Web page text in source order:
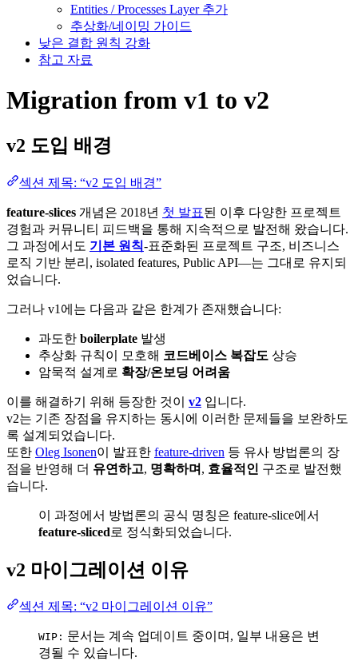
Entities / Processes Layer 추가
추상화/네이밍 가이드
낮은 결합 원칙 강화
참고 자료
Migration from v1 to v2
v2 도입 배경
섹션 제목: “v2 도입 배경”
feature-slices 개념은 2018년 첫 발표된 이후 다양한 프로젝트
경험과 커뮤니티 피드백을 통해 지속적으로 발전해 왔습니다.
그 과정에서도 기본 원칙-표준화된 프로젝트 구조, 비즈니스
로직 기반 분리, isolated features, Public API—는 그대로 유지되
었습니다.
그러나 v1에는 다음과 같은 한계가 존재했습니다:
과도한 boilerplate 발생
추상화 규칙이 모호해 코드베이스 복잡도 상승
암묵적 설계로 확장/온보딩 어려움
이를 해결하기 위해 등장한 것이 v2 입니다.
v2는 기존 장점을 유지하는 동시에 이러한 문제들을 보완하도
록 설계되었습니다.
또한 Oleg Isonen이 발표한 feature-driven 등 유사 방법론의 장
점을 반영해 더 유연하고, 명확하며 , 효율적인 구조로 발전했
습니다.
이 과정에서 방법론의 공식 명칭은 feature-slice에서
feature-sliced로 정식화되었습니다.
v2 마이그레이션 이유
섹션 제목: “v2 마이그레이션 이유”
WIP: 문서는 계속 업데이트 중이며, 일부 내용은 변
경될 수 있습니다.